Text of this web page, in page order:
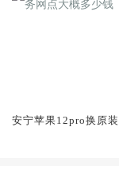
安宁苹果12pro换原